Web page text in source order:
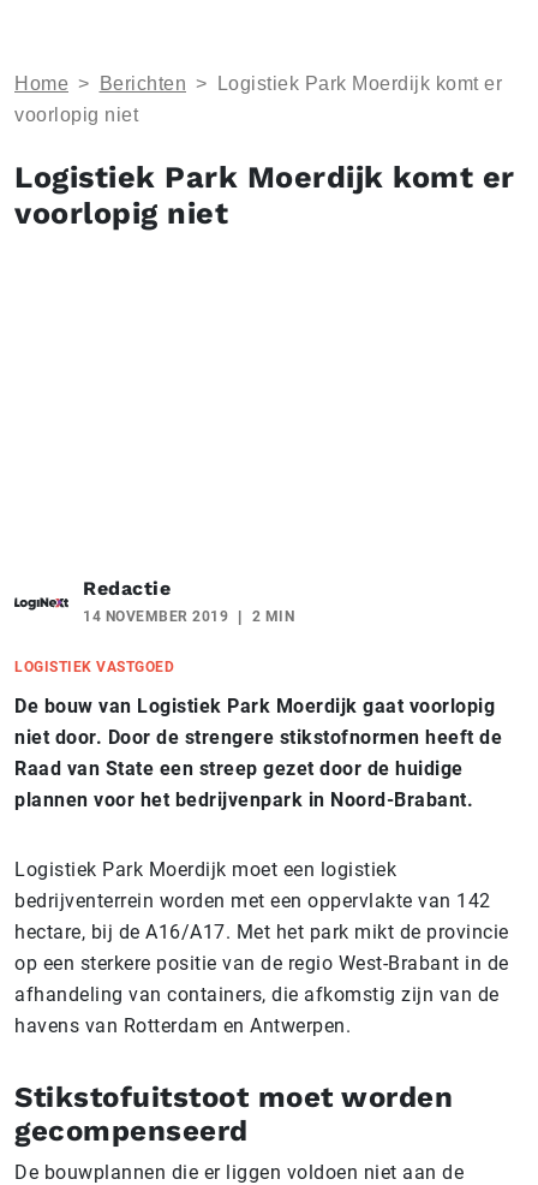
Home > Berichten >
Logistiek Park Moerdijk komt er
voorlopig niet
Logistiek Park Moerdijk komt er
voorlopig niet
Redactie
14 NOVEMBER 2019 2 MIN
LOGISTIEK VASTGOED
De bouw van Logistiek Park Moerdijk gaat voorlopig
niet door. Door de strengere stikstofnormen heeft de
Raad van State een streep gezet door de huidige
plannen voor het bedrijvenpark in Noord-Brabant.
Logistiek Park Moerdijk moet een logistiek
bedrijventerrein worden met een oppervlakte van 142
hectare, bij de A16/A17. Met het park mikt de provincie
op een sterkere positie van de regio West-Brabant in de
afhandeling van containers, die afkomstig zijn van de
havens van Rotterdam en Antwerpen.
Stikstofuitstoot moet worden
gecompenseerd
De bouwplannen die er liggen voldoen niet aan de